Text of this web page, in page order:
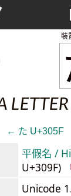
裝
← た U+305F
平假名 /
U+309F)
Unicode